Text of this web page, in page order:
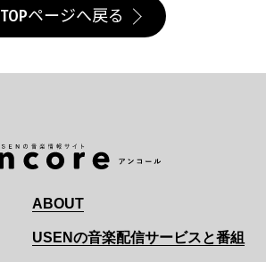
TOPページへ戻る
ABOUT
USENの音楽配信サービスと番組